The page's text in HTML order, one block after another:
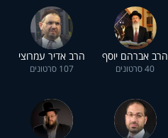
הרב אברהם יוסף
40 סרטונים
הרב אדיר עמרוצי
107 סרטונים